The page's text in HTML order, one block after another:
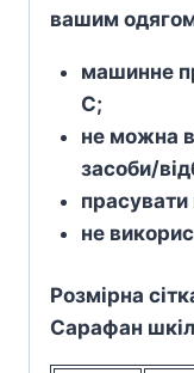
вашим
машинне
С;
не можна
засоби/
не
Розмірна
Сарафан